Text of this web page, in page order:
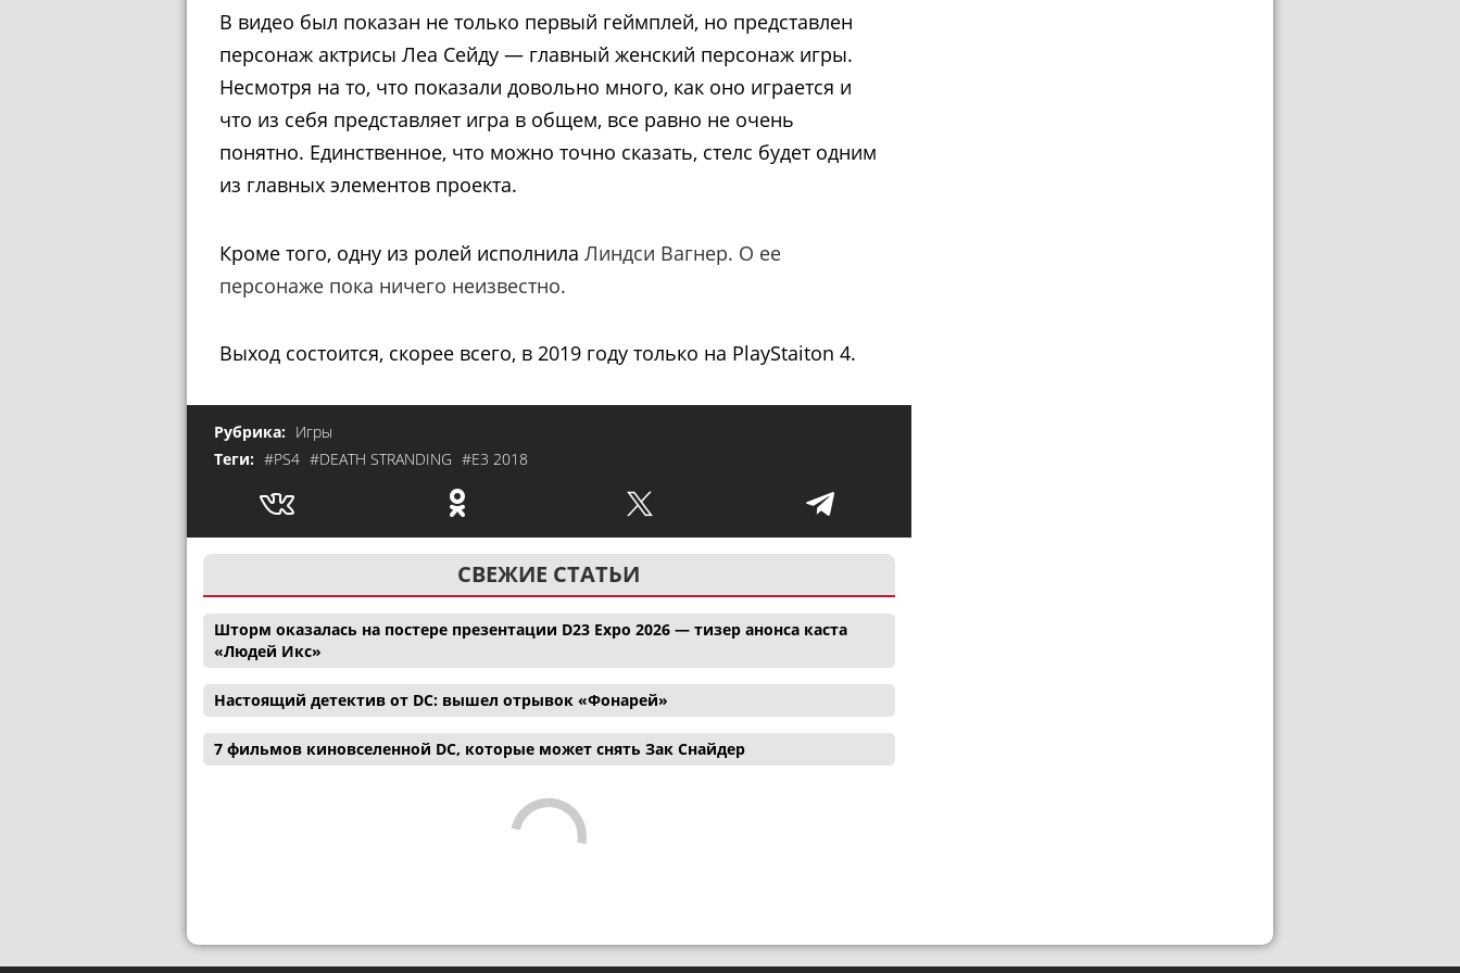
В видео был показан не только первый геймплей, но представлен
персонаж актрисы Леа Сейду — главный женский персонаж игры.
Несмотря на то, что показали довольно много, как оно играется и
что из себя представляет игра в общем, все равно не очень
понятно. Единственное, что можно точно сказать, стелс будет одним
из главных элементов проекта.
Кроме того, одну из ролей исполнила Линдси Вагнер. О ее
персонаже пока ничего неизвестно.
Выход состоится, скорее всего, в 2019 году только на PlayStaiton 4.
Рубрика: Игры
Теги: #PS4 #DEATH STRANDING #E3 2018
СВЕЖИЕ СТАТЬИ
Шторм оказалась на постере презентации D23 Expo 2026 — тизер анонса каста
«Людей Икс»
Настоящий детектив от DC: вышел отрывок «Фонарей»
7 фильмов киновселенной DC, которые может снять Зак Снайдер